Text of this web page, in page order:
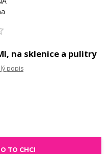
na sklenice a pulitry
popis
TO CHCI